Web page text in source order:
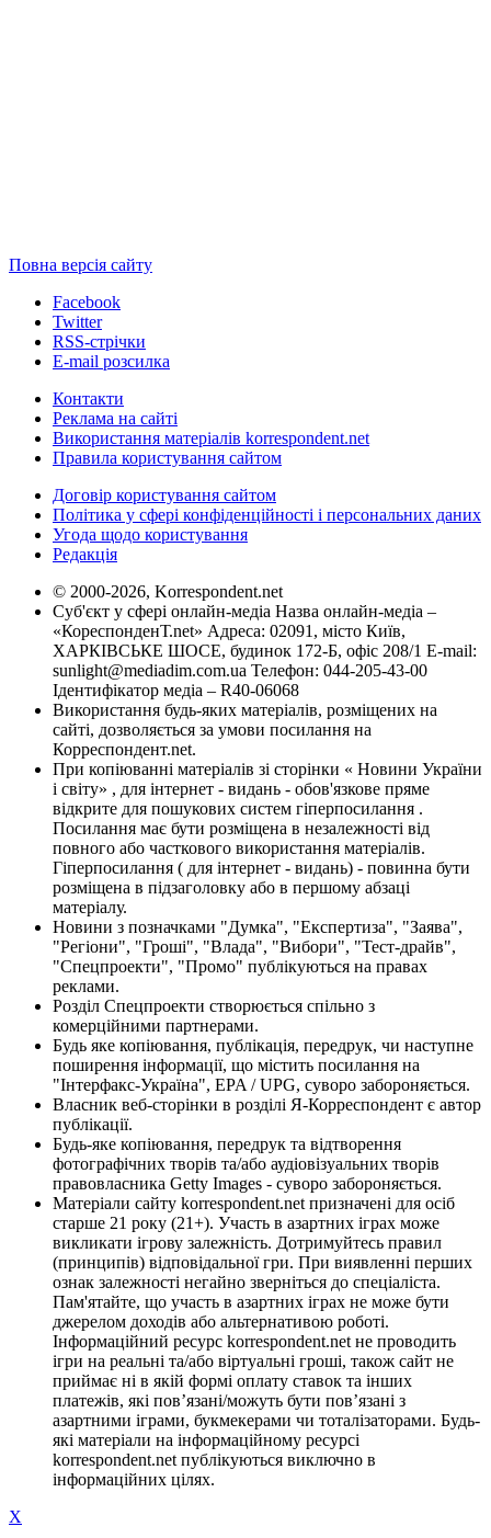
Повна версія сайту
Facebook
Twitter
RSS-стрічки
E-mail розсилка
Контакти
Реклама на сайті
Використання матеріалів korrespondent.net
Правила користування сайтом
Договір користування сайтом
Політика у сфері конфіденційності і персональних даних
Угода щодо користування
Редакція
© 2000-2026, Korrespondent.net
Суб'єкт у сфері онлайн-медіа Назва онлайн-медіа –
«КореспонденТ.net» Адреса: 02091, місто Київ,
ХАРКІВСЬКЕ ШОСЕ, будинок 172-Б, офіс 208/1 E-mail:
sunlight@mediadim.com.ua Телефон: 044-205-43-00
Ідентифікатор медіа – R40-06068
Використання будь-яких матеріалів, розміщених на
сайті, дозволяється за умови посилання на
Корреспондент.net.
При копіюванні матеріалів зі сторінки « Новини України
і світу» , для інтернет - видань - обов'язкове пряме
відкрите для пошукових систем гіперпосилання .
Посилання має бути розміщена в незалежності від
повного або часткового використання матеріалів.
Гіперпосилання ( для інтернет - видань) - повинна бути
розміщена в підзаголовку або в першому абзаці
матеріалу.
Новини з позначками "Думка", "Експертиза", "Заява",
"Регіони", "Гроші", "Влада", "Вибори", "Тест-драйв",
"Спецпроекти", "Промо" публікуються на правах
реклами.
Розділ Спецпроекти створюється спільно з
комерційними партнерами.
Будь яке копіювання, публікація, передрук, чи наступне
поширення інформації, що містить посилання на
"Інтерфакс-Україна", EPA / UPG, суворо забороняється.
Власник веб-сторінки в розділі Я-Корреспондент є автор
публікації.
Будь-яке копіювання, передрук та відтворення
фотографічних творів та/або аудіовізуальних творів
правовласника Getty Images - суворо забороняється.
Матеріали сайту korrespondent.net призначені для осіб
старше 21 року (21+). Участь в азартних іграх може
викликати ігрову залежність. Дотримуйтесь правил
(принципів) відповідальної гри. При виявленні перших
ознак залежності негайно зверніться до спеціаліста.
Пам'ятайте, що участь в азартних іграх не може бути
джерелом доходів або альтернативою роботі.
Інформаційний ресурс korrespondent.net не проводить
ігри на реальні та/або віртуальні гроші, також сайт не
приймає ні в якій формі оплату ставок та інших
платежів, які пов’язані/можуть бути пов’язані з
азартними іграми, букмекерами чи тоталізаторами. Будь-
які матеріали на інформаційному ресурсі
korrespondent.net публікуються виключно в
інформаційних цілях.
X